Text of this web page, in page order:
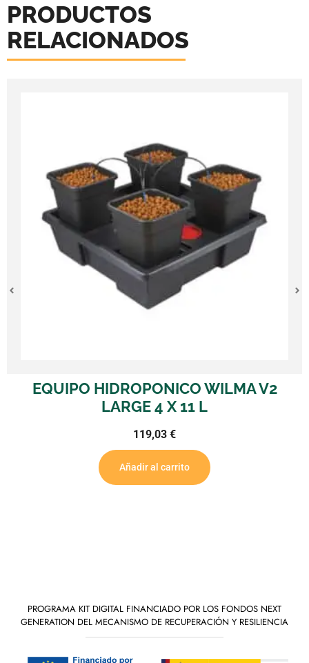
PRODUCTOS
RELACIONADOS
EQUIPO HIDROPONICO WILMA V2
LARGE 4 X 11 L
119,03 €
Añadir al carrito
PROGRAMA KIT DIGITAL FINANCIADO POR LOS FONDOS NEXT
GENERATION DEL MECANISMO DE RECUPERACIÓN Y RESILIENCIA